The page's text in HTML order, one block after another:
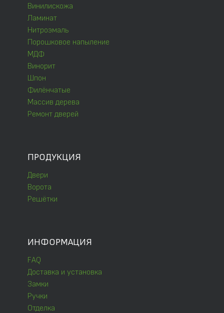
Винилискожа
Ламинат
Нитроэмаль
Порошковое напыление
МДФ
Винорит
Шпон
Филёнчатые
Массив дерева
Ремонт дверей
ПРОДУКЦИЯ
Двери
Ворота
Решётки
ИНФОРМАЦИЯ
FAQ
Доставка и установка
Замки
Ручки
Отделка